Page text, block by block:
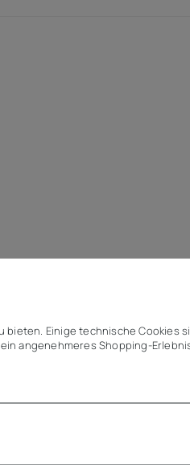
bieten. Einige technische Cookies
angenehmeres Shopping-